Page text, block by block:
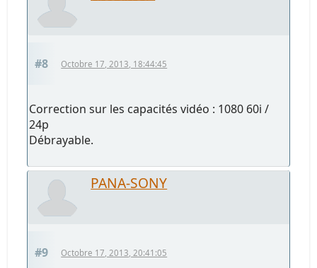
#8 Octobre 17, 2013, 18:44:45
Correction sur les capacités vidéo : 1080 60i /
24p
Débrayable.
PANA-SONY
#9 Octobre 17, 2013, 20:41:05